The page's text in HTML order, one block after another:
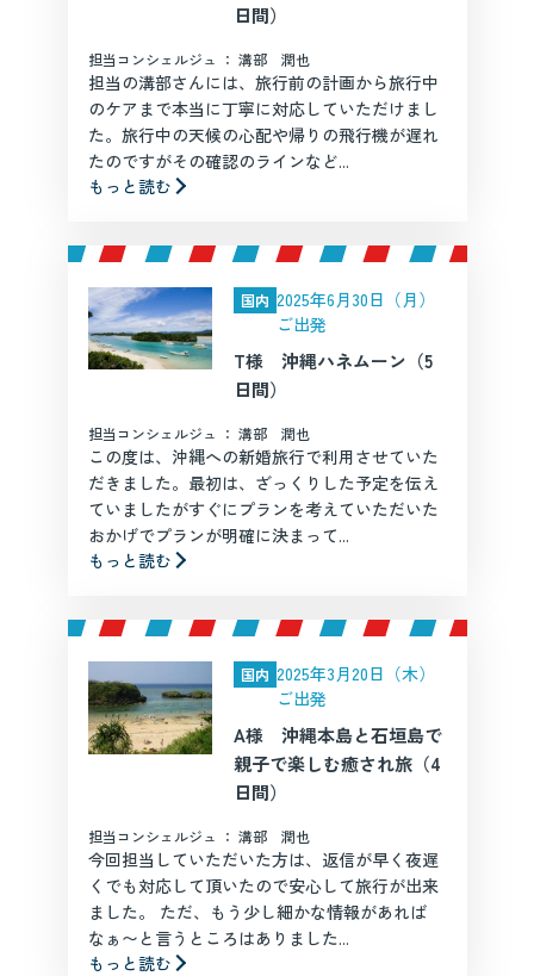
日間）
担当コンシェルジュ ： 溝部 潤也
担当の溝部さんには、旅行前の計画から旅行中
のケアまで本当に丁寧に対応していただけまし
た。旅行中の天候の心配や帰りの飛行機が遅れ
たのですがその確認のラインなど...
もっと読む
国内 2025年6月30日（月）
ご出発
T様 沖縄ハネムーン（5
日間）
担当コンシェルジュ ： 溝部 潤也
この度は、沖縄への新婚旅行で利用させていた
だきました。最初は、ざっくりした予定を伝え
ていましたがすぐにプランを考えていただいた
おかげでプランが明確に決まって...
もっと読む
国内 2025年3月20日（木）
ご出発
A様 沖縄本島と石垣島で
親子で楽しむ癒され旅（4
日間）
担当コンシェルジュ ： 溝部 潤也
今回担当していただいた方は、返信が早く夜遅
くでも対応して頂いたので安心して旅行が出来
ました。 ただ、もう少し細かな情報があれば
なぁ〜と言うところはありました...
もっと読む